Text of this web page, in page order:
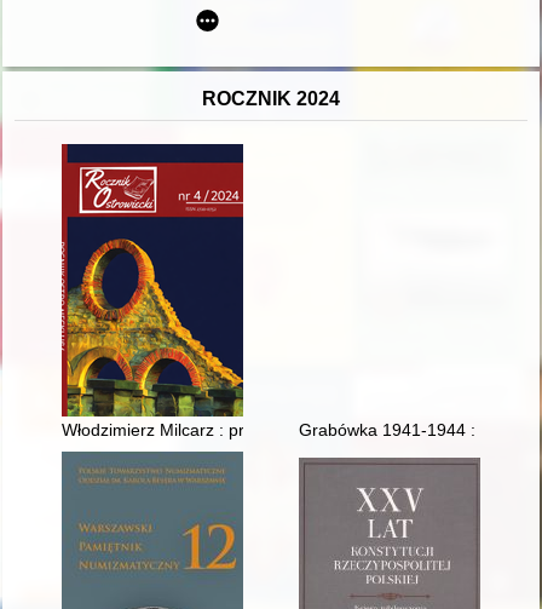
ROCZNIK 2024
Włodzimierz Milcarz : prezydent z hutniczym rodowodem
Grabówka 1941-1944 :